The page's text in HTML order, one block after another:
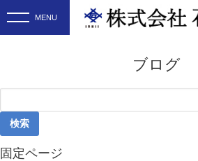
ブログ
索:
固定ページ